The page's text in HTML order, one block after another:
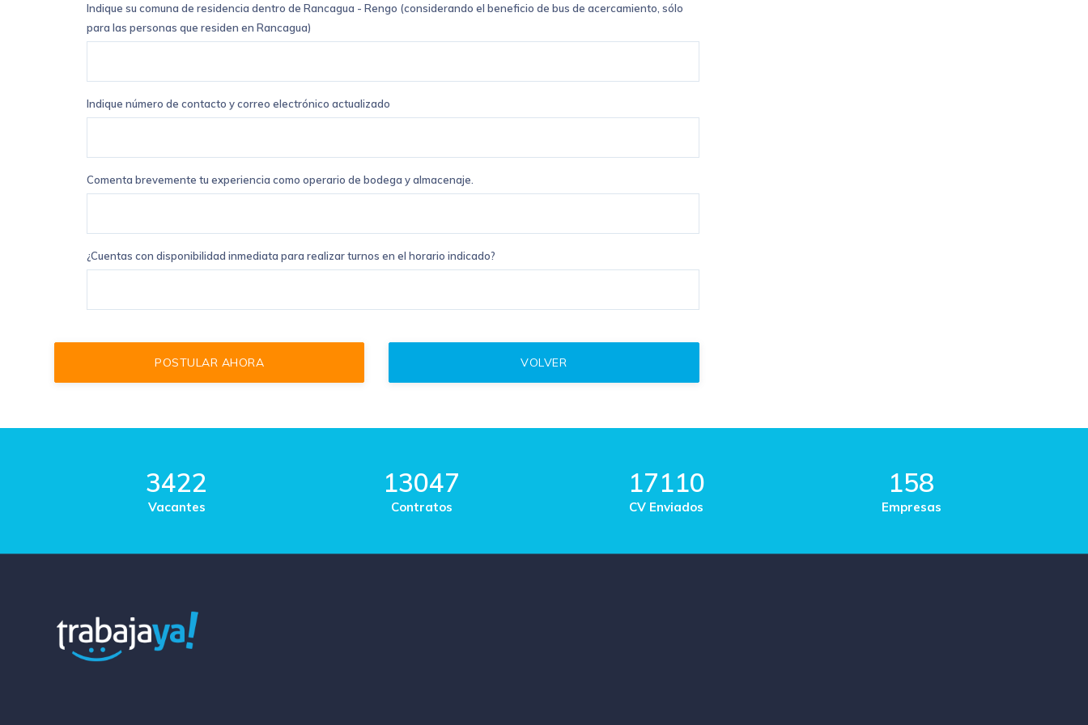
Indique su comuna de residencia dentro de Rancagua - Rengo (considerando el beneficio de bus de acercamiento, sólo
para las personas que residen en Rancagua)
Indique número de contacto y correo electrónico actualizado
Comenta brevemente tu experiencia como operario de bodega y almacenaje.
¿Cuentas con disponibilidad inmediata para realizar turnos en el horario indicado?
3422
Vacantes
13047
Contratos
17110
CV Enviados
158
Empresas